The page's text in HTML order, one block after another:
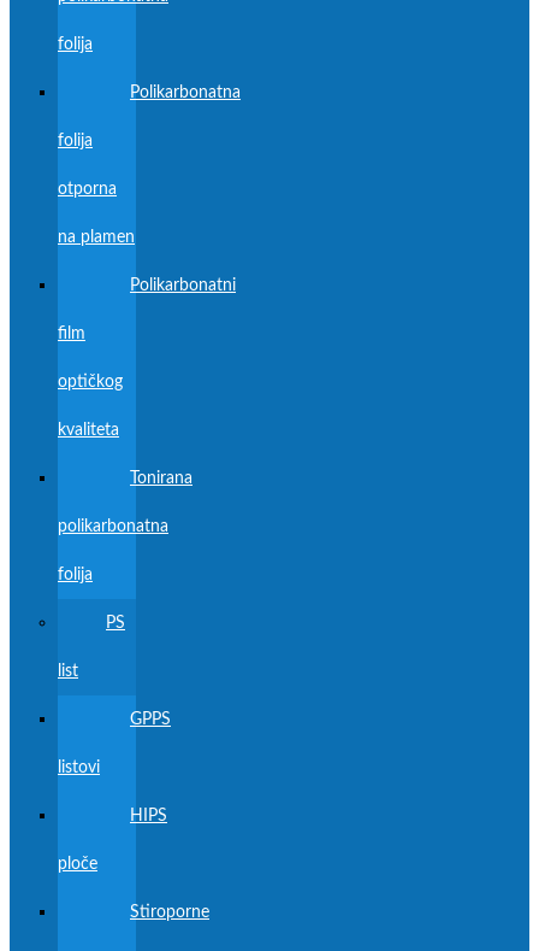
folija
Polikarbonatna
folija
otporna
na plamen
Polikarbonatni
film
optičkog
kvaliteta
Tonirana
polikarbonatna
folija
PS
list
GPPS
listovi
HIPS
ploče
Stiroporne